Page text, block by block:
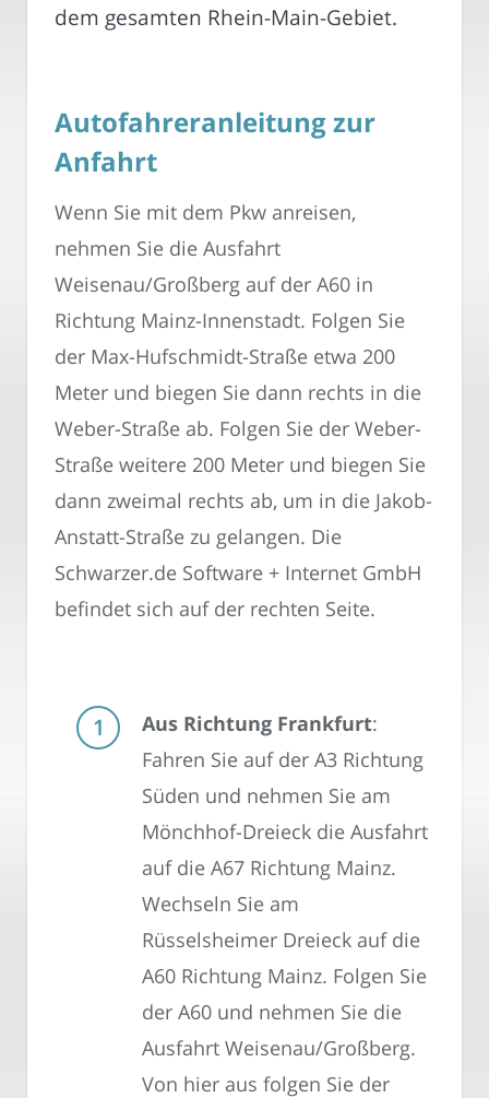
dem gesamten Rhein-Main-Gebiet.
Autofahreranleitung zur
Anfahrt
Wenn Sie mit dem Pkw anreisen,
nehmen Sie die Ausfahrt
Weisenau/Großberg auf der A60 in
Richtung Mainz-Innenstadt. Folgen Sie
der Max-Hufschmidt-Straße etwa 200
Meter und biegen Sie dann rechts in die
Weber-Straße ab. Folgen Sie der Weber-
Straße weitere 200 Meter und biegen Sie
dann zweimal rechts ab, um in die Jakob-
Anstatt-Straße zu gelangen. Die
Schwarzer.de Software + Internet GmbH
befindet sich auf der rechten Seite.
Aus Richtung Frankfurt:
Fahren Sie auf der A3 Richtung
Süden und nehmen Sie am
Mönchhof-Dreieck die Ausfahrt
auf die A67 Richtung Mainz.
Wechseln Sie am
Rüsselsheimer Dreieck auf die
A60 Richtung Mainz. Folgen Sie
der A60 und nehmen Sie die
Ausfahrt Weisenau/Großberg.
Von hier aus folgen Sie der